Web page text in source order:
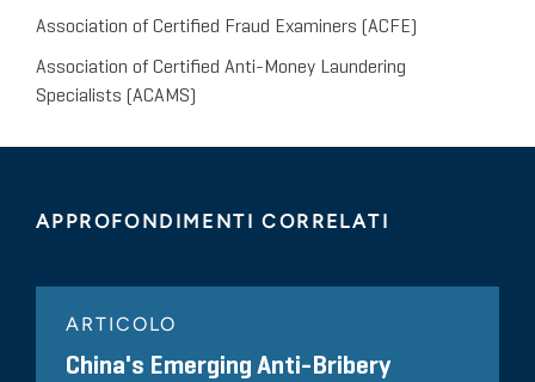
Association of Certified Fraud Examiners (ACFE)
Association of Certified Anti-Money Laundering
Specialists (ACAMS)
APPROFONDIMENTI CORRELATI
ARTICOLO
China's Emerging Anti-Bribery